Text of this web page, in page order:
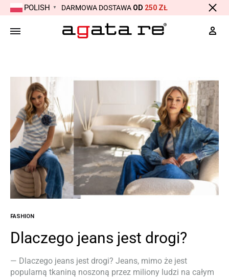
POLISH ▼ DARMOWA DOSTAWA OD 250 ZŁ
FASHION
Dlaczego jeans jest drogi?
— Dlaczego jeans jest drogi? Jeans, mimo że jest
popularną tkaniną noszoną przez miliony ludzi na całym